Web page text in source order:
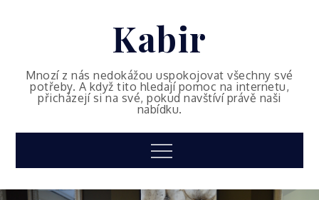
Kabir
Mnozí z nás nedokážou uspokojovat všechny své
potřeby. A když tito hledají pomoc na internetu,
přicházejí si na své, pokud navštíví právě naši
nabídku.
Menu